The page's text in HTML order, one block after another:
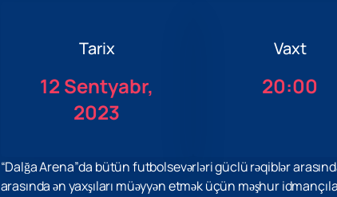
Tarix
12 Sentyabr,
2023
Vaxt
20:00
“Dalğa Arena”da bütün futbolsevərləri güclü rəqiblər
arasında ən yaxşıları müəyyən etmək üçün məşhur